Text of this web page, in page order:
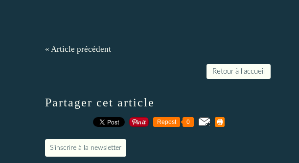
« Article précédent
Retour à l'accueil
Partager cet article
Repost 0
S'inscrire à la newsletter